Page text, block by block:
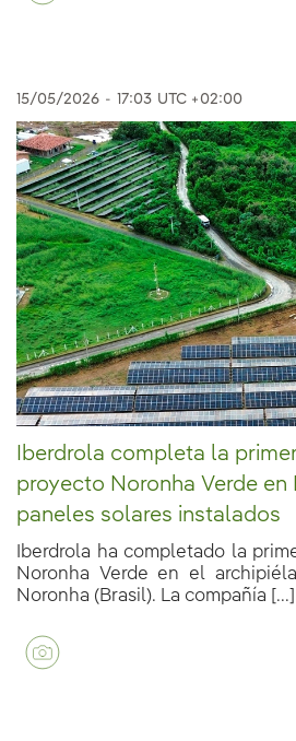
15/05/2026 - 17:03 UTC +02:00
Iberdrola completa la
proyecto Noronha Verde en
paneles solares instalados
Iberdrola ha completado la
Noronha Verde en el
Noronha (Brasil). La compañía [...]